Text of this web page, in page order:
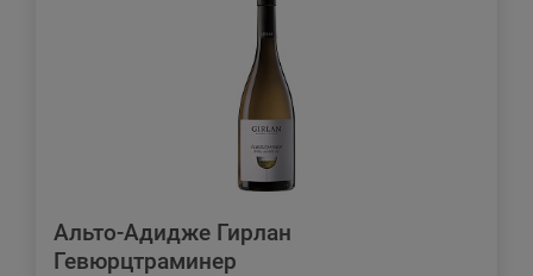
Альто-Адидже Гирлан
Гевюрцтраминер